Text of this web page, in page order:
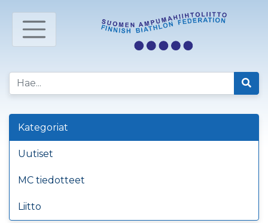
Kategoriat
Uutiset
MC tiedotteet
Liitto